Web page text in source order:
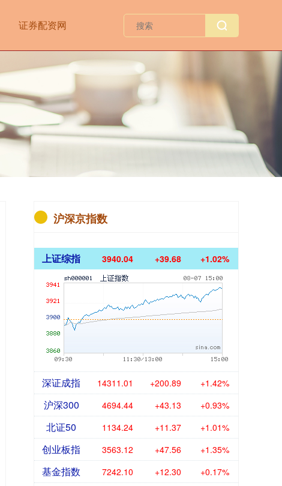
证券配资网
沪深京指数
上证综指 3940.04 +39.68 +1.02%
深证成指 14311.01 +200.89 +1.42%
沪深300 4694.44 +43.13 +0.93%
北证50 1134.24 +11.37 +1.01%
创业板指 3563.12 +47.56 +1.35%
基金指数 7242.10 +12.30 +0.17%